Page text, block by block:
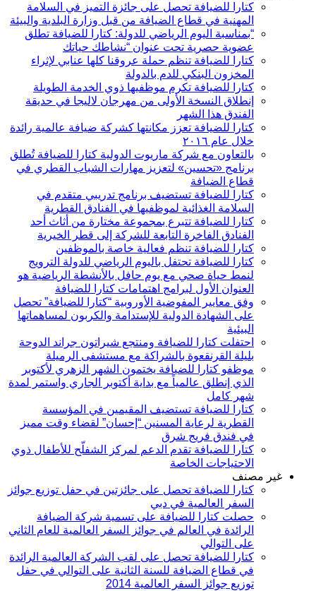
كتارا للضيافة تحصل على جائزة التميز في السلامة
المهنية في قطاع الضيافة من قبل وزارة البلدية والبيئة
“بمناسبة اليوم الرياضي للدولة: كتارا للضيافة تطلق
عضوية حصرية تحت عنوان “نشاطك حياتك
كتارا للضيافة تنظم حملة عروقنا كلها عنابي لإثراء
المخزون البنكي للدم بالدولة
كتارا للضيافة تكرم موظفيها ذوي الخدمة الطويلة
إنطلاق النسخة الأولى من مهرجان لاليجا في حديقة
الفندق هذا الشهر
كتارا للضيافة تعزز مكانتها كشركة ضيافة عالمية رائدة
خلال عام ۲۰١٦
بالتعاون مع شركة ماريوت الدولية كتارا للضيافة تُطلق
برنامج «تحسين» لتعزيز مهارات الشباب القطري في
قطاع الضيافة
كتارا للضيافة تستضيف برنامج تدريبي متقدم في
السلامة الغذائية لموظفيها في الفنادق القطرية
كتارا للضيافة تتبرع بمجموعة مختارة من أثاث أحد
الفنادق الفاخرة التابعة للشركة إلى قطر الخيرية
كتارا للضيافة تنظم فعالية خاصة بالموظفين
كتارا للضيافة تحتفل باليوم الرياضي للدولة الترويج
لنمط حياة صحي مع يوم حافل بالأنشطة الرياضية هو
العنوان الأول لبرامج اهتمامات كتارا للضيافة
وفق معايير المفوضية الأوروبية “كتارا للضيافة” تحصل
على الشهادة الدولية للإستدامة والكربون لمساهماتها
البيئية
احتفلت كتارا للضيافة ومنتجع شيراتون جراند الدوحة
بليلة القرنقعوة بالشراكة مع مستشفى الرميلة
موظفو كتارا للضيافة يختمون الشهر الزهري لأكتوبر
الذي إنطلق عالمياً مع بداية أكتوبر الجاري واستمر لمدة
شهر كامل
كتارا للضيافة تستضيف المقيمين في المؤسسة
القطرية لرعاية المسنين “إحسان” لقضاء وقت مميز
في فندق فريج شرق
كتارا للضيافة تقدم الدعم لمركز الشفلّح للأطفال ذوي
الاحتياجات الخاصة
غير مصنف
كتارا للضيافة تحصل على جائزتين في حفل توزيع جوائز
السفر العالمية في دبي
حصلت كتارا للضيافة على تسمية شركة الضيافة
الرائدة في العالم في جوائز السفر العالمية للعام الثاني
على التوالي
كتارا للضيافة تحصل على لقب الشركة العالمية الرائدة
في قطاع الضيافة للسنة الثانية على التوالي في حفل
توزيع جوائز السفر العالمية 2014